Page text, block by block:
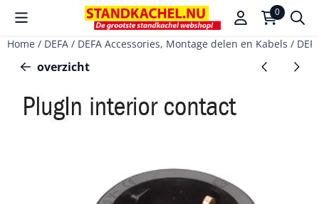
Cookievoorkeuren zijn beschikbaar. Kies instellingen of sta
0
Home / DEFA / DEFA Accessories, Montage delen en Kabels /
overzicht